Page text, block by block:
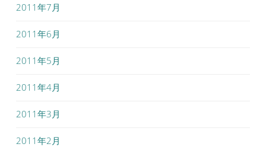
2011年7月
2011年6月
2011年5月
2011年4月
2011年3月
2011年2月